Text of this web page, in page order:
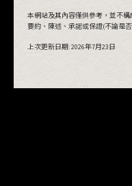
本網站及其內容僅供參考，並不
要約、陳述、承諾或保證(不論是
上次更新日期:2026年7月23日